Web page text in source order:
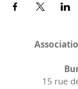
15 rue